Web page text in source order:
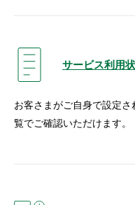
サービス利用
お客さまがご自身で設定
覧でご確認いただけます。